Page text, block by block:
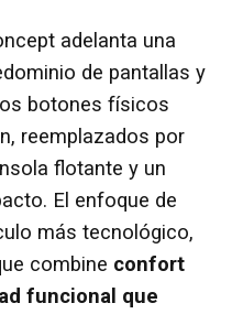
adelanta una
de pantallas y
botones físicos
reemplazados por
flotante y un
El enfoque de
más tecnológico,
combine confort
funcional que